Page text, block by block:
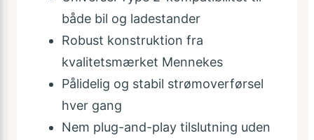
både bil og ladestander
Robust konstruktion fra
kvalitetsmærket Mennekes
Pålidelig og stabil strømoverførsel
hver gang
Nem plug-and-play tilslutning uden